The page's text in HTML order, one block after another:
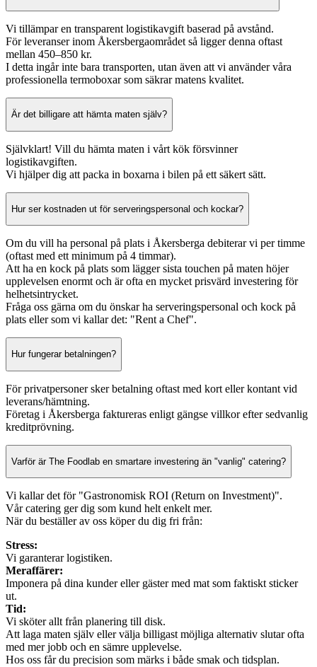
Vi tillämpar en transparent logistikavgift baserad på avstånd.
För leveranser inom Åkersbergaområdet så ligger denna oftast
mellan 450–850 kr.
I detta ingår inte bara transporten, utan även att vi använder våra
professionella termoboxar som säkrar matens kvalitet.
Är det billigare att hämta maten själv?
Självklart! Vill du hämta maten i vårt kök försvinner
logistikavgiften.
Vi hjälper dig att packa in boxarna i bilen på ett säkert sätt.
Hur ser kostnaden ut för serveringspersonal och kockar?
Om du vill ha personal på plats i Åkersberga debiterar vi per timme
(oftast med ett minimum på 4 timmar).
Att ha en kock på plats som lägger sista touchen på maten höjer
upplevelsen enormt och är ofta en mycket prisvärd investering för
helhetsintrycket.
Fråga oss gärna om du önskar ha serveringspersonal och kock på
plats eller som vi kallar det: "Rent a Chef".
Hur fungerar betalningen?
För privatpersoner sker betalning oftast med kort eller kontant vid
leverans/hämtning.
Företag i Åkersberga faktureras enligt gängse villkor efter sedvanlig
kreditprövning.
Varför är The Foodlab en smartare investering än "vanlig" catering?
Vi kallar det för "Gastronomisk ROI (Return on Investment)".
Vår catering ger dig som kund helt enkelt mer.
När du beställer av oss köper du dig fri från:
Stress:
Vi garanterar logistiken.
Meraffärer:
Imponera på dina kunder eller gäster med mat som faktiskt sticker
ut.
Tid:
Vi sköter allt från planering till disk.
Att laga maten själv eller välja billigast möjliga alternativ slutar ofta
med mer jobb och en sämre upplevelse.
Hos oss får du precision som märks i både smak och tidsplan.